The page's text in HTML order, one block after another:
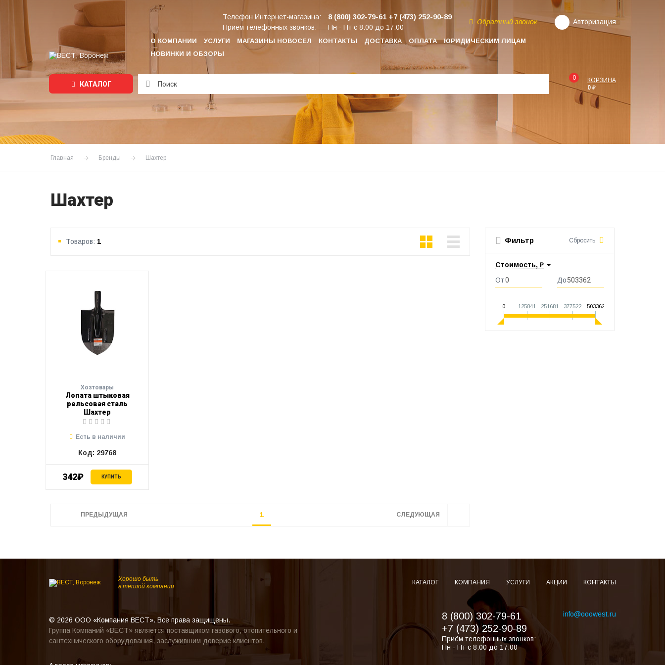
О КОМПАНИИ УСЛУГИ МАГАЗИНЫ НОВОСЕЛ КОНТАКТЫ ДОСТАВКА ОПЛАТА
ЮРИДИЧЕСКИМ ЛИЦАМ
НОВИНКИ И ОБЗОРЫ
Телефон Интернет-магазина: 8 (800) 302-79-61 +7 (473) 252-90-89
Приём телефонных звонков: Пн - Пт с 8.00 до 17.00
Обратный звонок Авторизация
КАТАЛОГ
Подождите...
0
КОРЗИНА
0 ₽
Главная Бренды Шахтер
Шахтер
Фильтр Сбросить
Стоимость, ₽
От
До
0 125841 251681 377522 503362
Товаров: 1
Хозтовары
Лопата штыковая
рельсовая сталь
Шахтер
342₽ КУПИТЬ
Есть в наличии
Код: 29768
ПРЕДЫДУЩАЯ 1 СЛЕДУЮЩАЯ
Хорошо быть
в теплой компании
КАТАЛОГ КОМПАНИЯ УСЛУГИ АКЦИИ КОНТАКТЫ
© 2026 ООО «Компания ВЕСТ». Все права защищены.
Группа Компаний «ВЕСТ» является поставщиком газового, отопительного и
сантехнического оборудования, заслужившим доверие клиентов.
8 (800) 302-79-61
+7 (473) 252-90-89
Приём телефонных звонков:
Пн - Пт с 8.00 до 17.00
info@ooowest.ru